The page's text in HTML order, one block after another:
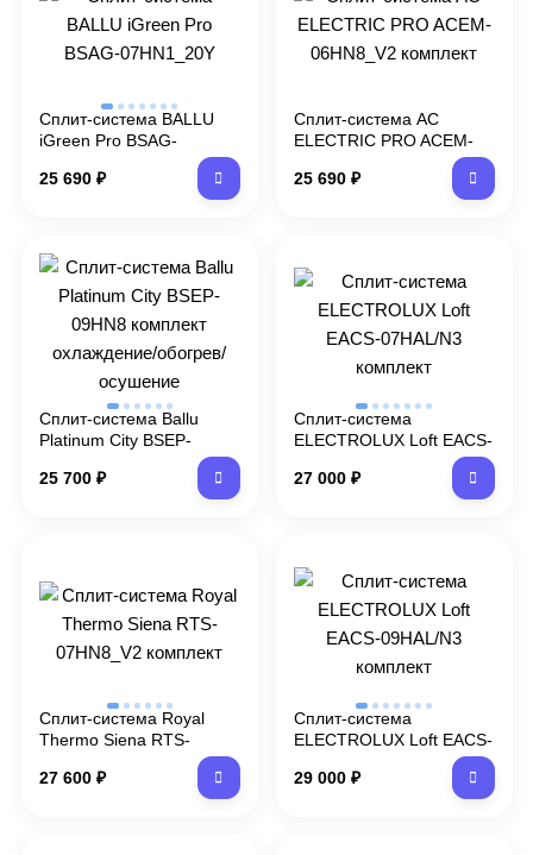
Сплит-система BALLU
iGreen Pro BSAG-
25 690 ₽
Сплит-система AC
ELECTRIC PRO ACEM-
25 690 ₽
Сплит-система Ballu
Platinum City BSEP-
охлаждение/обогрев/
25 700 ₽
Сплит-система
ELECTROLUX Loft EACS-
27 000 ₽
Сплит-система Royal
Thermo Siena RTS-
27 600 ₽
Сплит-система
ELECTROLUX Loft EACS-
29 000 ₽